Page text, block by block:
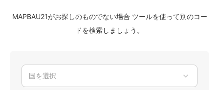
MAPBAU21がお探しのものでない場合 ツールを使って別のコー
ドを検索しましょう。
国を選択